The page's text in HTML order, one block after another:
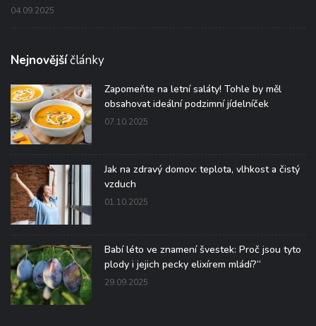
04.09.2025
Nejnovějšíčlánky
Zapomeňte na letní saláty! Tohle by měl
obsahovat ideální podzimní jídelníček
07.10.2025
Jak na zdravý domov: teplota, vlhkost a čistý
vzduch
01.10.2025
Babí léto ve znamení švestek: Proč jsou tyto
plody i jejich pecky elixírem mládí?“
29.09.2025